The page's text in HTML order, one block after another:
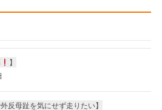
】
反母趾を気にせず走りたい】